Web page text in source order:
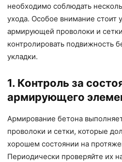
необходимо соблюдать
ухода. Особое внимание стоит
армирующей проволоки и
контролировать подвижность
укладки.
1. Контроль за
армирующего
Армирование бетона
проволоки и сетки, которые
хорошем состоянии на
Периодически проверяйте их